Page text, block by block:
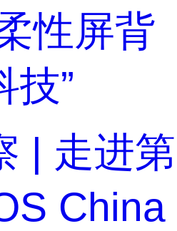
性屏背
技”
| 走进第
China